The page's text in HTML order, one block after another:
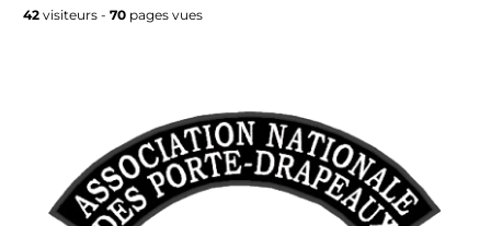
42 visiteurs - 70 pages vues